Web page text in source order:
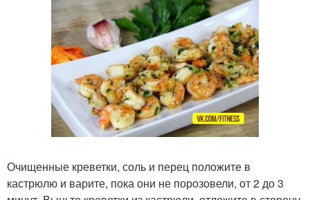
Очищенные креветки, соль и перец положите в
кастрюлю и варите, пока они не порозовели, от 2 до 3